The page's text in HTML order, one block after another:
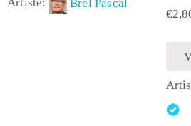
Artiste:
Brel Pascal
€